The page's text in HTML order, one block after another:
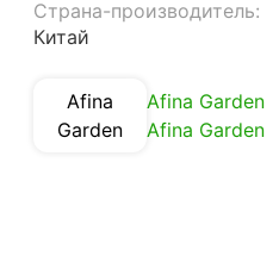
Страна-производитель:
Китай
Afina
Garden
Afina Garden
Afina Garden